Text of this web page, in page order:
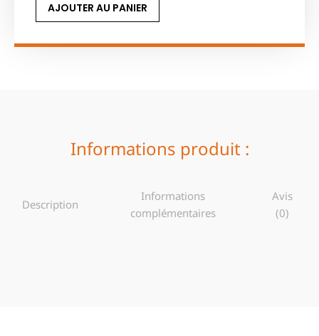
AJOUTER AU PANIER
Informations produit :
Description
Informations
complémentaires
Avis
(0)